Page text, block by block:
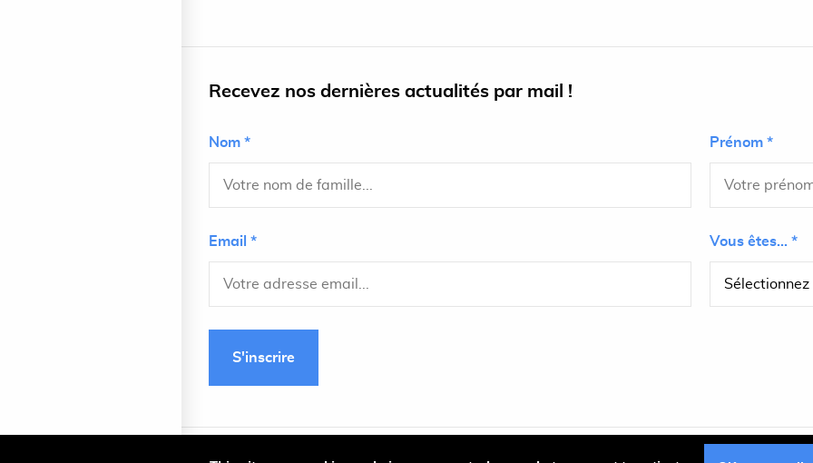
Recevez nos dernières actualités par mail !
Nom * Prénom *
Email * Vous êtes... *
S'inscrire